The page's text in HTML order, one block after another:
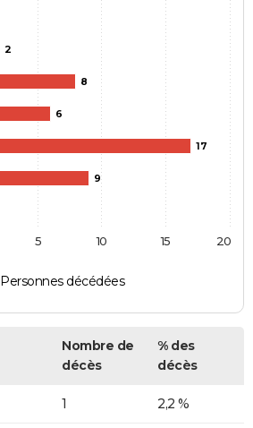
2
8
6
17
9
Personnes décédées
5 10 15 20
Nombre de
décès
% des
décès
1 2,2 %